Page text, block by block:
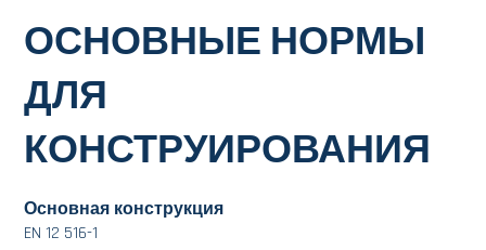
ОСНОВНЫЕ НОРМЫ
ДЛЯ
КОНСТРУИРОВАНИЯ
Основная конструкция
EN 12 516-1